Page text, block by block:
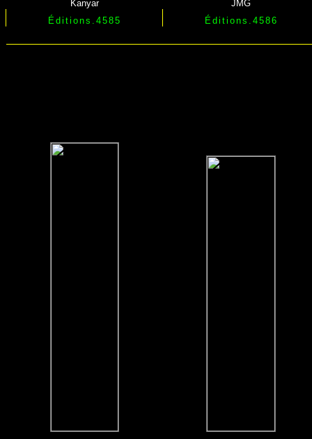
Kanyar
JMG
Éditions.4585
Éditions.4586